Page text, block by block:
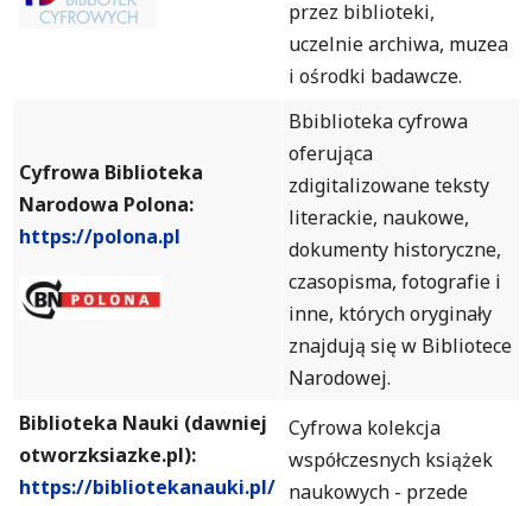
przez biblioteki,
uczelnie archiwa, muzea
i ośrodki badawcze.
Cyfrowa Biblioteka
Narodowa Polona:
https://polona.pl
Bbiblioteka cyfrowa
oferująca
zdigitalizowane teksty
literackie, naukowe,
dokumenty historyczne,
czasopisma, fotografie i
inne, których oryginały
znajdują się w Bibliotece
Narodowej.
Biblioteka Nauki (dawniej
otworzksiazke.pl):
https://bibliotekanauki.pl/
Cyfrowa kolekcja
współczesnych książek
naukowych - przede